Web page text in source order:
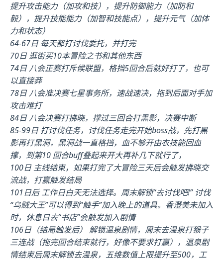
提升攻击能力（加攻和技），提升防御能力（加防和
毅），提升技能能力（加智和技能点），提升元气（加体
力和状态）
64-67日 每天都打讨伐委托，并打完
70日 逛街买10本冒险之书和其他东西
74日 八会正赛打斥候联盟，格挡5回合后就好打了，也可
以直接莽
78日 八会准决赛七星事务所，速战速决，拖到后面对手加
攻击难打
84日 八会决赛打拂晓，撑过三回合打黑影，决赛中断
85-99日 打讨伐任务，讨伐任务走完开始boss战，先打黑
影再打黑洞，黑洞战一直格挡，血不够开由衣技能回血
撑，到第10 回合buff叠起来开大再补几下就行了，
100日 主线结束，如果打完了大冒险三天后会触发拂晓交
流战，打赢触发结局
101日后 工作日白天无法选择。周末解锁“去讨伐吧!” 讨伐
“乌贼大王”可以得到“触手”加入晚上的道具。香澄美未加入
时，休息日去“书店”会触发加入剧情
106日（结局触发后） 解锁温泉剧情，周末去温泉打猴子
三连战（拖完回合结束就行，好像不要求打赢），温泉剧
情结束后周末解锁去温泉，五维数值上限提升至500，工